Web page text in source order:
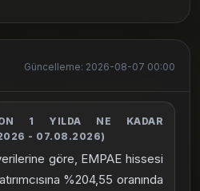
Güncelleme: 2026-08-07 00:00
1 YILDA NE KADAR
- 07.08.2026)
göre, EMPAE hissesi
%204,55 oranında